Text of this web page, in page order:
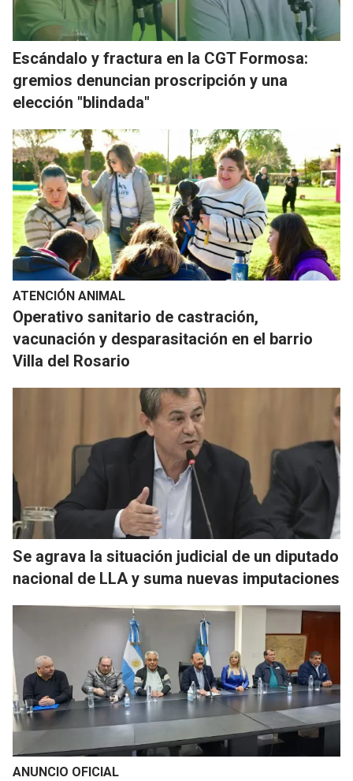
Escándalo y fractura en la CGT Formosa:
gremios denuncian proscripción y una
elección "blindada"
ATENCIÓN ANIMAL
Operativo sanitario de castración,
vacunación y desparasitación en el barrio
Villa del Rosario
Se agrava la situación judicial de un diputado
nacional de LLA y suma nuevas imputaciones
ANUNCIO OFICIAL